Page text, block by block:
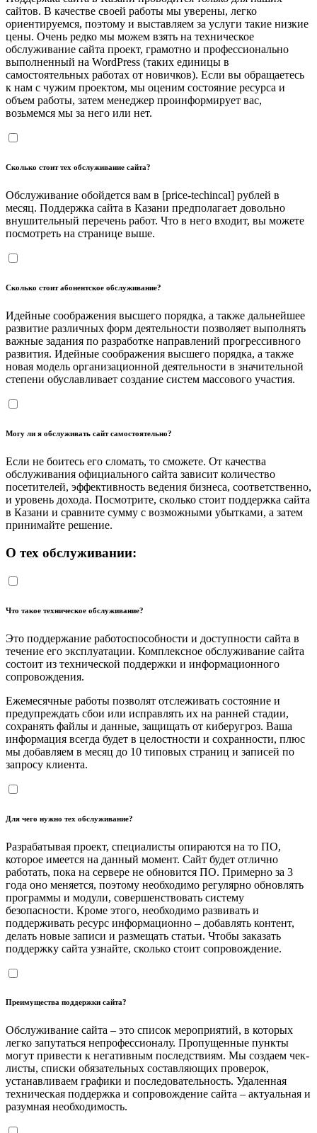
сайтов. В качестве своей работы мы уверены, легко
ориентируемся, поэтому и выставляем за услуги такие низкие
цены. Очень редко мы можем взять на техническое
обслуживание сайта проект, грамотно и профессионально
выполненный на WordPress (таких единицы в
самостоятельных работах от новичков). Если вы обращаетесь
к нам с чужим проектом, мы оценим состояние ресурса и
объем работы, затем менеджер проинформирует вас,
возьмемся мы за него или нет.
Сколько стоит тех обслуживание сайта?
Обслуживание обойдется вам в [price-techincal] рублей в
месяц. Поддержка сайта в Казани предполагает довольно
внушительный перечень работ. Что в него входит, вы можете
посмотреть на странице выше.
Сколько стоит абонентское обслуживание?
Идейные соображения высшего порядка, а также дальнейшее
развитие различных форм деятельности позволяет выполнять
важные задания по разработке направлений прогрессивного
развития. Идейные соображения высшего порядка, а также
новая модель организационной деятельности в значительной
степени обуславливает создание систем массового участия.
Могу ли я обслуживать сайт самостоятельно?
Если не боитесь его сломать, то сможете. От качества
обслуживания официального сайта зависит количество
посетителей, эффективность ведения бизнеса, соответственно,
и уровень дохода. Посмотрите, сколько стоит поддержка сайта
в Казани и сравните сумму с возможными убытками, а затем
принимайте решение.
О тех обслуживании:
Что такое техническое обслуживание?
Это поддержание работоспособности и доступности сайта в
течение его эксплуатации. Комплексное обслуживание сайта
состоит из технической поддержки и информационного
сопровождения.
Ежемесячные работы позволят отслеживать состояние и
предупреждать сбои или исправлять их на ранней стадии,
сохранять файлы и данные, защищать от киберугроз. Ваша
информация всегда будет в целостности и сохранности, плюс
мы добавляем в месяц до 10 типовых страниц и записей по
запросу клиента.
Для чего нужно тех обслуживание?
Разрабатывая проект, специалисты опираются на то ПО,
которое имеется на данный момент. Сайт будет отлично
работать, пока на сервере не обновится ПО. Примерно за 3
года оно меняется, поэтому необходимо регулярно обновлять
программы и модули, совершенствовать систему
безопасности. Кроме этого, необходимо развивать и
поддерживать ресурс информационно – добавлять контент,
делать новые записи и размещать статьи. Чтобы заказать
поддержку сайта узнайте, сколько стоит сопровождение.
Преимущества поддержки сайта?
Обслуживание сайта – это список мероприятий, в которых
легко запутаться непрофессионалу. Пропущенные пункты
могут привести к негативным последствиям. Мы создаем чек-
листы, списки обязательных составляющих проверок,
устанавливаем графики и последовательность. Удаленная
техническая поддержка и сопровождение сайта – актуальная и
разумная необходимость.